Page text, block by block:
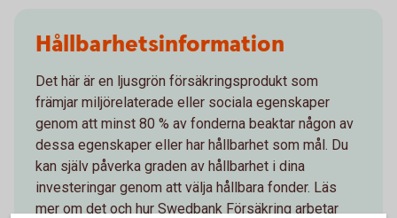
Hållbarhetsinformation
Det här är en ljusgrön försäkringsprodukt som
främjar miljörelaterade eller sociala egenskaper
genom att minst 80 % av fonderna beaktar någon av
dessa egenskaper eller har hållbarhet som mål. Du
kan själv påverka graden av hållbarhet i dina
investeringar genom att välja hållbara fonder. Läs
mer om det och hur Swedbank Försäkring arbetar